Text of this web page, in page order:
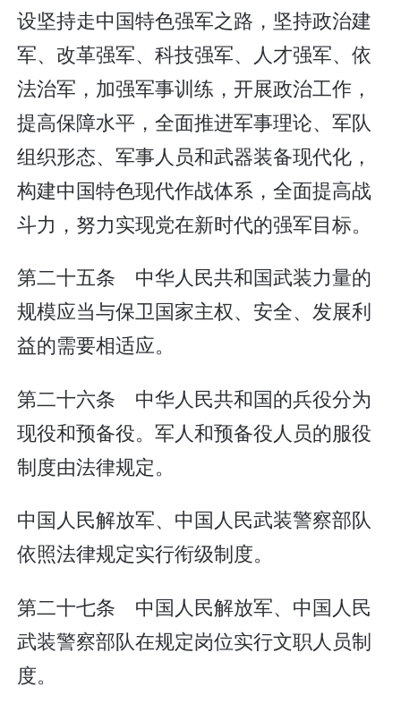
设坚持走中国特色强军之路，坚持政治建
军、改革强军、科技强军、人才强军、依
法治军，加强军事训练，开展政治工作，
提高保障水平，全面推进军事理论、军队
组织形态、军事人员和武器装备现代化，
构建中国特色现代作战体系，全面提高战
斗力，努力实现党在新时代的强军目标。
第二十五条 中华人民共和国武装力量的
规模应当与保卫国家主权、安全、发展利
益的需要相适应。
第二十六条 中华人民共和国的兵役分为
现役和预备役。军人和预备役人员的服役
制度由法律规定。
中国人民解放军、中国人民武装警察部队
依照法律规定实行衔级制度。
第二十七条 中国人民解放军、中国人民
武装警察部队在规定岗位实行文职人员制
度。